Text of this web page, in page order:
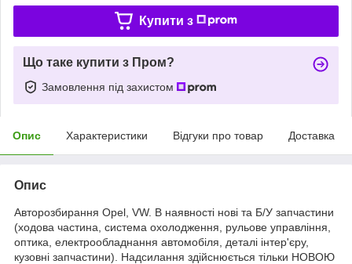
Купити з
Що таке купити з Пром?
Замовлення під захистом
Опис Характеристики Відгуки про товар Доставка
Опис
Авторозбирання Opel, VW. В наявності нові та Б/У запчастини
(ходова частина, система охолодження, рульове управління,
оптика, електрообладнання автомобіля, деталі інтер'єру,
кузовні запчастини). Надсилання здійснюється тільки НОВОЮ